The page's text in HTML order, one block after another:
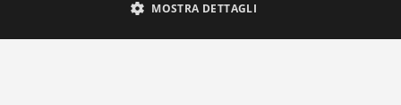
MOSTRA DETTAGLI